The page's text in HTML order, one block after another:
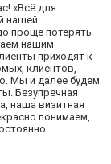
«Всё для
нашей
проще потерять
нашим
приходят к
клиентов,
Мы и далее будем
Безупречная
наша визитная
понимаем,